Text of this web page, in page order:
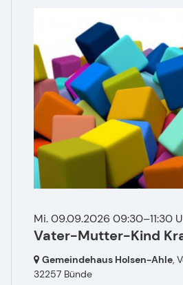
Mi. 09.09.2026 09:30–11:30
Vater-Mutter-Kind
Gemeindehaus Holsen-Ahle,
32257 Bünde